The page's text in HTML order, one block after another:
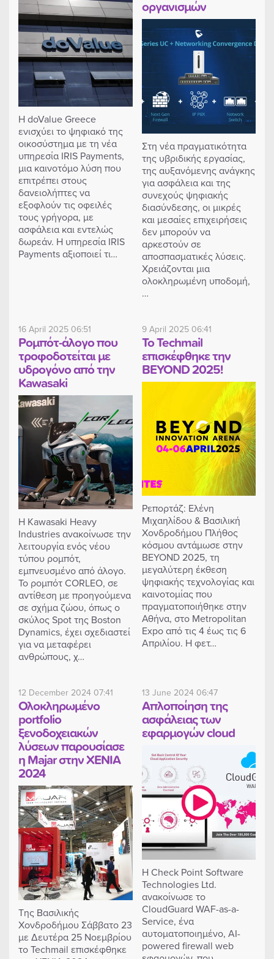
H doValue Greece
ενισχύει το ψηφιακό της
οικοσύστημα με τη νέα
υπηρεσία IRIS Payments,
μια καινοτόμο λύση που
επιτρέπει στους
δανειολήπτες να
εξοφλούν τις οφειλές
τους γρήγορα, με
ασφάλεια και εντελώς
δωρεάν. Η υπηρεσία IRIS
Payments αξιοποιεί τι…
οργανισμών
Στη νέα πραγματικότητα
της υβριδικής εργασίας,
της αυξανόμενης ανάγκης
για ασφάλεια και της
συνεχούς ψηφιακής
διασύνδεσης, οι μικρές
και μεσαίες επιχειρήσεις
δεν μπορούν να
αρκεστούν σε
αποσπασματικές λύσεις.
Χρειάζονται μια
ολοκληρωμένη υποδομή,
…
16 April 2025 06:51
Ρομπότ-άλογο που
τροφοδοτείται με
υδρογόνο από την
Kawasaki
Η Kawasaki Heavy
Industries ανακοίνωσε την
λειτουργία ενός νέου
τύπου ρομπότ,
εμπνευσμένο από άλογο.
Το ρομπότ CORLEO, σε
αντίθεση με προηγούμενα
σε σχήμα ζώου, όπως ο
σκύλος Spot της Boston
Dynamics, έχει σχεδιαστεί
για να μεταφέρει
ανθρώπους, χ…
9 April 2025 06:41
Το Techmail
επισκέφθηκε την
BEYOND 2025!
Ρεπορτάζ: Ελένη
Μιχαηλίδου & Βασιλική
Χονδροδήμου Πλήθος
κόσμου αντάμωσε στην
BEYOND 2025, τη
μεγαλύτερη έκθεση
ψηφιακής τεχνολογίας και
καινοτομίας που
πραγματοποιήθηκε στην
Αθήνα, στο Metropolitan
Expo από τις 4 έως τις 6
Απριλίου. Η φετ…
12 December 2024 07:41
Ολοκληρωμένο
portfolio
ξενοδοχειακών
λύσεων παρουσίασε
η Majar στην XENIA
2024
Της Βασιλικής
Χονδροδήμου Σάββατο 23
με Δευτέρα 25 Νοεμβρίου
το Techmail επισκέφθηκε
13 June 2024 06:47
Απλοποίηση της
ασφάλειας των
εφαρμογών cloud
Η Check Point Software
Technologies Ltd.
ανακοίνωσε το
CloudGuard WAF-as-a-
Service, ένα
αυτοματοποιημένο, AI-
powered firewall web